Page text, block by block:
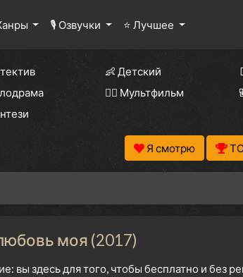
🎙 Озвучки ⭐ Лучшее
👶 Детский
🧚‍♀️ Мультфильм
Я смотрю
моя (2017)
вы здесь для того, чтобы бесплатно и без